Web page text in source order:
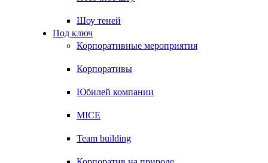
Шоу теней
Под ключ
Корпоративные мероприятия
Корпоративы
Юбилей компании
MICE
Team building